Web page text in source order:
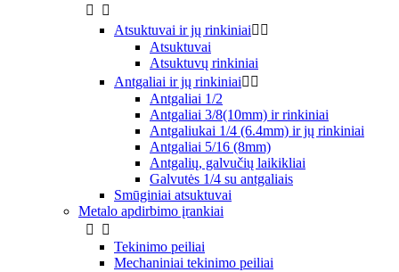


Atsuktuvai ir jų rinkiniai 
Atsuktuvai
Atsuktuvų rinkiniai
Antgaliai ir jų rinkiniai 
Antgaliai 1/2
Antgaliai 3/8(10mm) ir rinkiniai
Antgaliukai 1/4 (6.4mm) ir jų rinkiniai
Antgaliai 5/16 (8mm)
Antgalių, galvučių laikikliai
Galvutės 1/4 su antgaliais
Smūginiai atsuktuvai
Metalo apdirbimo įrankiai


Tekinimo peiliai
Mechaniniai tekinimo peiliai